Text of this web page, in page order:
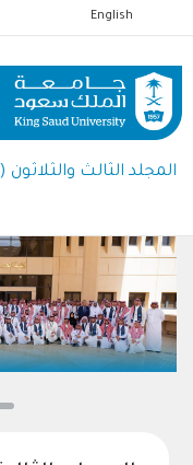
إلى
المحتوى
الرئيسي
English
المجلد الثالث والثلاثون (1)/ VOLUME 33 (1)